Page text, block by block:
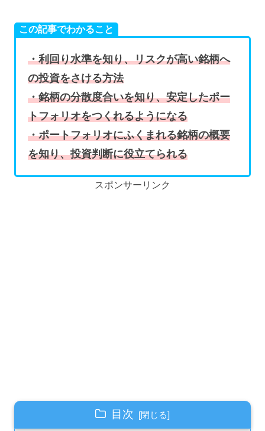
この記事でわかること
・利回り水準を知り、リスクが高い銘柄へ
の投資をさける方法
・銘柄の分散度合いを知り、安定したポー
トフォリオをつくれるようになる
・ポートフォリオにふくまれる銘柄の概要
を知り、投資判断に役立てられる
スポンサーリンク
目次